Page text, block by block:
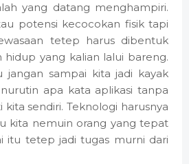
yang datang menghampiri.
potensi kecocokan fisik tapi
tetep harus dibentuk
hidup yang kalian lalui bareng.
jangan sampai kita jadi kayak
apa kata aplikasi tanpa
kita sendiri. Teknologi harusnya
kita nemuin orang yang tepat
itu tetep jadi tugas murni dari